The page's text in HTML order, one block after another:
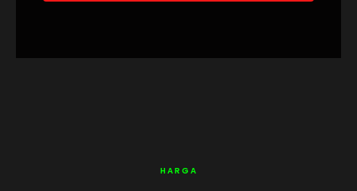
HARGA